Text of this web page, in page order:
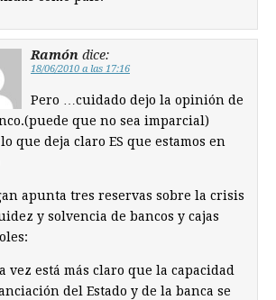
Ramón dice:
18/06/2010 a las 17:16
Pero …cuidado dejo la opinión de
que no sea imparcial)
que deja claro ES que estamos en
apunta tres reservas sobre la crisis
y solvencia de bancos y cajas
vez está más claro que la capacidad
del Estado y de la banca se